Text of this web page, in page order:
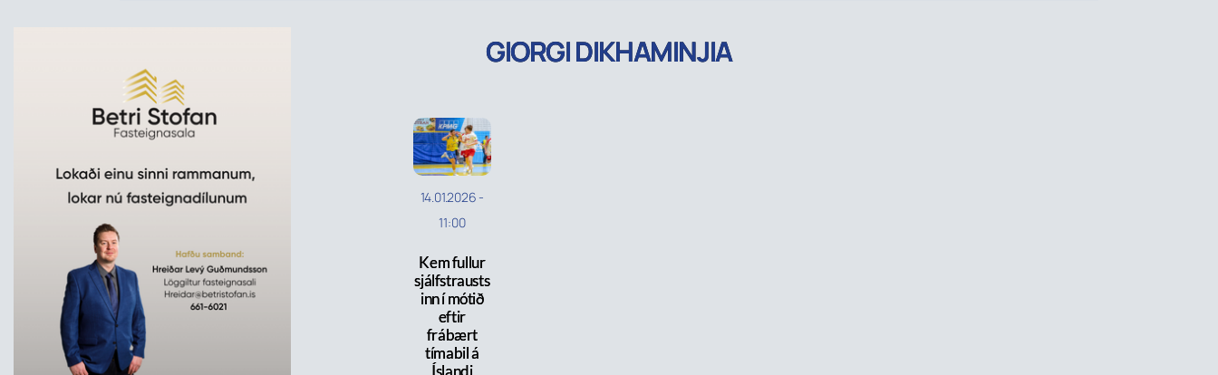
GIORGI DIKHAMINJIA
14.01.2026 -
11:00
Kem fullur
sjálfstrausts
inn í mótið
eftir
frábært
tímabil á
Íslandi